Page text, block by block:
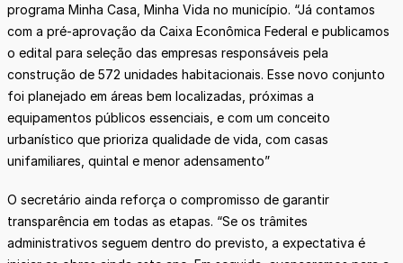
programa Minha Casa, Minha Vida no município. “Já contamos
com a pré-aprovação da Caixa Econômica Federal e publicamos
o edital para seleção das empresas responsáveis pela
construção de 572 unidades habitacionais. Esse novo conjunto
foi planejado em áreas bem localizadas, próximas a
equipamentos públicos essenciais, e com um conceito
urbanístico que prioriza qualidade de vida, com casas
unifamiliares, quintal e menor adensamento”
O secretário ainda reforça o compromisso de garantir
transparência em todas as etapas. “Se os trâmites
administrativos seguem dentro do previsto, a expectativa é